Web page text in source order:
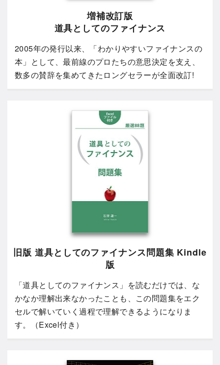
増補改訂版
道具としてのファイナンス
2005年の発行以来、「わかりやすいファイナンスの
本」として、最前線のプロたちの意思決定を支え、
数多の賛辞を集めてきたロングセラーが全面改訂!
旧版 道具としてのファイナンス問題集 Kindle
版
「道具としてのファイナンス」を読むだけでは、な
かなか理解出来なかったことも、この問題集をエク
セルで解いていく過程で理解できるようになりま
す。（Excel付き）